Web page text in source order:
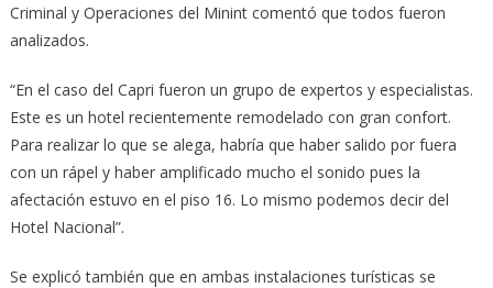
Criminal y Operaciones del Minint comentó que todos fueron
analizados.
“En el caso del Capri fueron un grupo de expertos y especialistas.
Este es un hotel recientemente remodelado con gran confort.
Para realizar lo que se alega, habría que haber salido por fuera
con un rápel y haber amplificado mucho el sonido pues la
afectación estuvo en el piso 16. Lo mismo podemos decir del
Hotel Nacional”.
Se explicó también que en ambas instalaciones turísticas se